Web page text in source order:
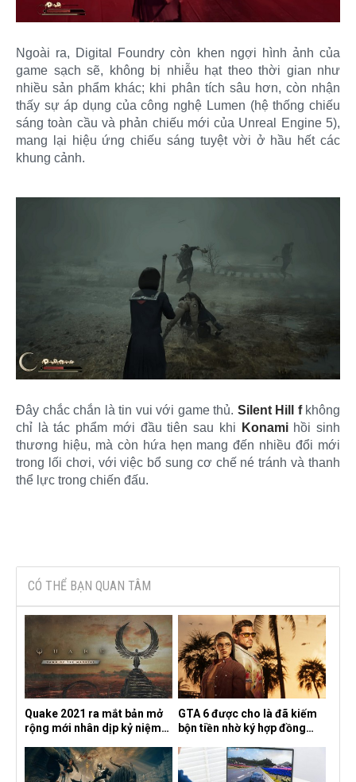
Ngoài ra, Digital Foundry còn khen ngợi hình ảnh của
game sạch sẽ, không bị nhiễu hạt theo thời gian như
nhiều sản phẩm khác; khi phân tích sâu hơn, còn nhận
thấy sự áp dụng của công nghệ Lumen (hệ thống chiếu
sáng toàn cầu và phản chiếu mới của Unreal Engine 5),
mang lại hiệu ứng chiếu sáng tuyệt vời ở hầu hết các
khung cảnh.
Đây chắc chắn là tin vui với game thủ. Silent Hill fkhông
chỉ là tác phẩm mới đầu tiên sau khi
Konamihồi sinh
thương hiệu, mà còn hứa hẹn mang đến nhiều đổi mới
trong lối chơi, với việc bổ sung cơ chế né tránh và thanh
thể lực trong chiến đấu.​
CÓ THỂ BẠN QUAN TÂM
Quake 2021 ra mắt bản mở
rộng mới nhân dịp kỷ niệm
the Machine
GTA 6 được cho là đã kiếm
bộn tiền nhờ ký hợp đồng